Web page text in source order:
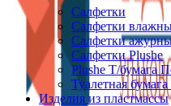
Салфетки
Салфетки
Салфетки
Салфетки Plushe
Plushe Т/бумага
Туалетная
Изделия из пластмассы